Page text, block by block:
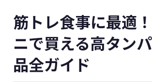
筋トレ食事に最適
ニで買える高タン
品全ガイド